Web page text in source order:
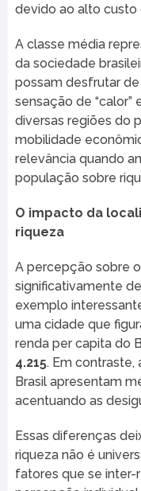
devido ao alto custo
A classe média
da sociedade
possam desfrutar
sensação de
diversas regiões do
mobilidade
relevância quando
população sobre
O impacto da
riqueza
A percepção sobre
significativamente
exemplo
uma cidade que
renda per capita do
4.215. Em contraste,
Brasil apresentam
acentuando as
Essas diferenças
riqueza não é
fatores que se